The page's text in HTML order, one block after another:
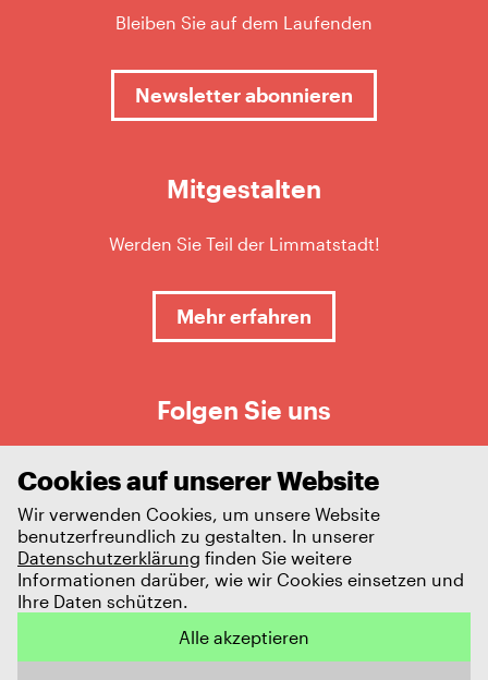
Bleiben Sie auf dem Laufenden
Newsletter abonnieren
Mitgestalten
Werden Sie Teil der Limmatstadt!
Mehr erfahren
Folgen Sie uns
Cookies auf unserer Website
Wir verwenden Cookies, um unsere Website
benutzerfreundlich zu gestalten. In unserer
Datenschutzerklärung finden Sie weitere
Informationen darüber, wie wir Cookies einsetzen und
Ihre Daten schützen.
Alle akzeptieren